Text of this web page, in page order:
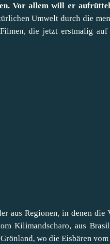
Vor allem will er
Umwelt durch die
die jetzt erstmalig
aus Regionen, in denen
Kilimandscharo, aus
wo die Eisbären